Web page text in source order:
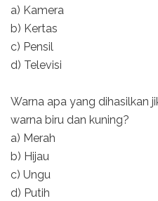
a) Kamera
b) Kertas
c) Pensil
d) Televisi
Warna apa yang dihasilkan
warna biru dan kuning?
a) Merah
b) Hijau
c) Ungu
d) Putih